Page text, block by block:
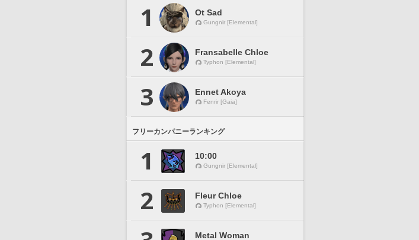
1 Ot Sad
Gungnir [Elemental]
2 Fransabelle Chloe
Typhon [Elemental]
3 Ennet Akoya
Fenrir [Gaia]
フリーカンパニーランキング
1 10:00
Gungnir [Elemental]
2 Fleur Chloe
Typhon [Elemental]
Metal Woman